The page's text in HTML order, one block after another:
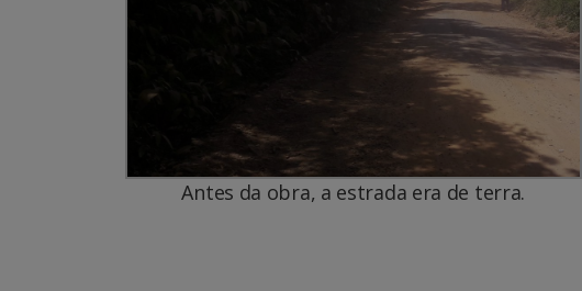
Antes da obra, a estrada era de terra.